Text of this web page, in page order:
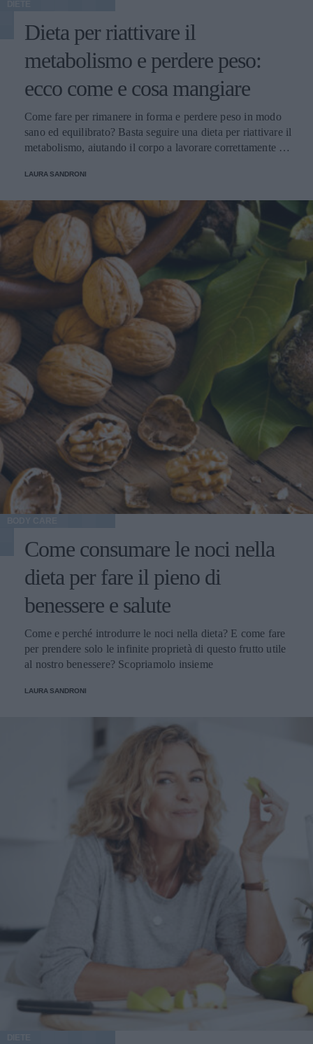
Dieta per riattivare il
metabolismo e perdere peso:
ecco come e cosa mangiare
Come fare per rimanere in forma e perdere peso in modo
sano ed equilibrato? Basta seguire una dieta per riattivare il
metabolismo, aiutando il corpo a lavorare correttamente e
LAURA SANDRONI
Come consumare le noci nella
dieta per fare il pieno di
benessere e salute
Come e perché introdurre le noci nella dieta? E come fare
per prendere solo le infinite proprietà di questo frutto utile
al nostro benessere? Scopriamolo insieme
LAURA SANDRONI